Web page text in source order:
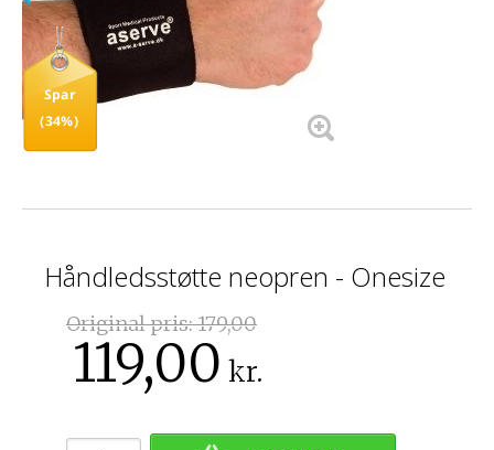
Spar
(34%)
Håndledsstøtte neopren - Onesize
Original pris:179,00
119,00 kr.